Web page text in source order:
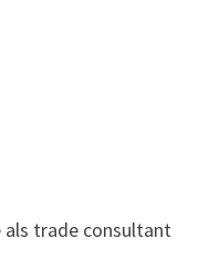
als trade consultant